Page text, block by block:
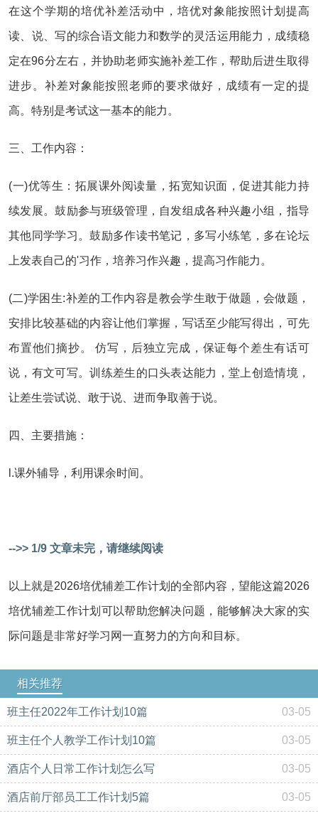
在这个学期的培优补差活动中，培优对象能按照计划提高
读、说、写的综合语文能力和数学的灵活运用能力，成绩稳
定在96分左右，并协助老师实施补差工作，帮助后进生取得
进步。补差对象能按照老师的要求做好，成绩有一定的提
高。特别是考试这一基本的能力。
三、工作内容：
(一)优等生：拓展课外阅读量，拓宽知识面，促进其能力持
续发展。鼓励参与班级管理，自发组成各种兴趣小组，指导
其他同学学习。鼓励多作读书笔记，多写小练笔，多在论坛
上发表自己的'习作，培养习作兴趣，提高习作能力。
(二)学困生:补差的工作内容是教会学生敢于做题，会做题，
安排比较基础的内容让他们掌握，写话至少能写得出，可先
布置他们摘抄。 仿写，后独立完成，保证每个差生有话可
说，有文可写。训练差生的口头表达能力，堂上创造情境，
让差生尝试说、敢于说、进而争取善于说。
四、主要措施：
l.课外辅导，利用课余时间。
-->> 1/9 文章未完，请继续阅读
以上就是2026培优辅差工作计划的全部内容，望能这篇2026
培优辅差工作计划可以帮助您解决问题，能够解决大家的实
际问题是非常好学习网一直努力的方向和目标。
相关推荐
班主任2022年工作计划10篇 03-05
班主任个人教学工作计划10篇 03-05
酒店个人日常工作计划怎么写 03-05
酒店前厅部员工工作计划5篇 03-05